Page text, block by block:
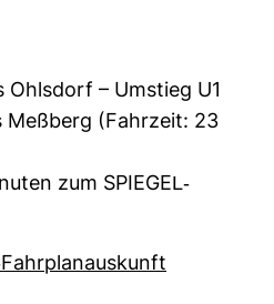
Ohls­dorf – Umstieg U1
Meß­berg (Fahr­zeit: 23
zum SPIEGEL-​
​Fahr­plan­aus­kunft